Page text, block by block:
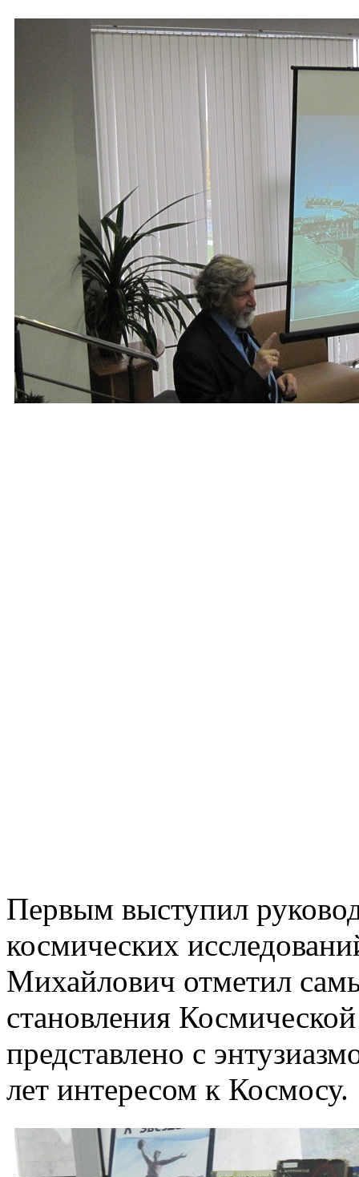
Первым выступил
космических
Михайлович отметил
становления
представлено с
лет интересом к Космосу.